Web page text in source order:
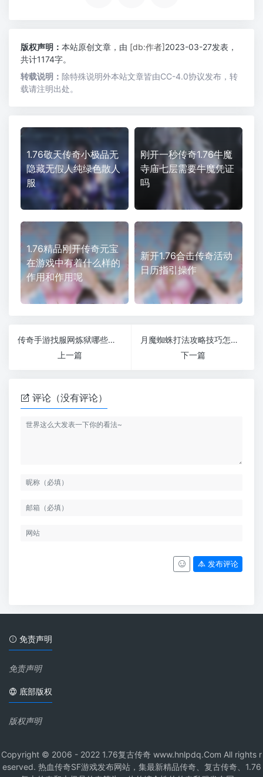
版权声明： 本站原创文章，由 [db:作者]2023-03-27发表，
共计1174字。
转载说明： 除特殊说明外本站文章皆由CC-4.0协议发布，转
载请注明出处。
1.76敬天传奇小极品无
隐藏无假人纯绿色散人
服
刚开一秒传奇1.76牛魔
寺庙七层需要牛魔凭证
吗
1.76精品刚开传奇元宝
在游戏中有着什么样的
作用和作用呢
新开1.76合击传奇活动
日历指引操作
传奇手游找服网炼狱哪些怪物能爆出来
上一篇
月魔蜘蛛打法攻略技巧怎么打新开防盛大传奇
下一篇
评论（没有评论）
发布评论
免责声明
免责声明
底部版权
版权声明
Copyright © 2006 - 2022 1.76复古传奇 www.hnlpdq.Com All rights r
eserved. 热血传奇SF游戏发布网站，集最新精品传奇、复古传奇、1.76